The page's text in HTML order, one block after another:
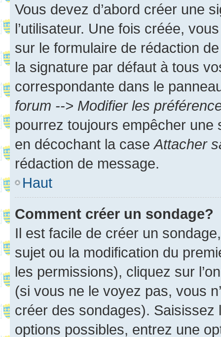
Vous devez d’abord créer une
l’utilisateur. Une fois créée,
sur le formulaire de rédaction
la signature par défaut à tous
correspondante dans le
forum --> Modifier les
pourrez toujours empêcher une
en décochant la case Attacher
rédaction de message.
Haut
Comment créer un sondage?
Il est facile de créer un
sujet ou la modification du
les permissions), cliquez sur
(si vous ne le voyez pas, vous
créer des sondages).
options possibles, entrez une